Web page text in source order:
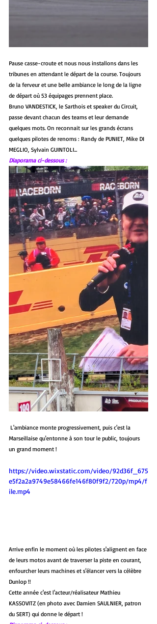
Pause casse-croute et nous nous installons dans les
tribunes en attendant le départ de la course. Toujours
de la ferveur et une belle ambiance le long de la ligne
de départ où 53 équipages prennent place.
Bruno VANDESTICK, le Sarthois et speaker du Circuit,
passe devant chacun des teams et leur demande
quelques mots. On reconnait sur les grands écrans
quelques pilotes de renoms : Randy de PUNIET, Mike DI
MEGLIO, Sylvain GUINTOLI...
Diaporama ci-dessous :
Marseillaise qu'entonne à son tour le public, toujours
un grand moment !
https://video.wixstatic.com/video/92d36f_675
e5f2a2a9749e58466fe146f80f9f2/720p/mp4/f
ile.mp4
Arrive enfin le moment où les pilotes s'alignent en face
de leurs motos avant de traverser la piste en courant,
enfourcher leurs machines et s'élancer vers la célèbre
Dunlop !!
Cette année c'est l'acteur/réalisateur Mathieu
KASSOVITZ (en photo avec Damien SAULNIER, patron
du SERT) qui donne le départ !